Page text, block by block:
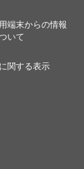
端末からの情報
いて
関する表示